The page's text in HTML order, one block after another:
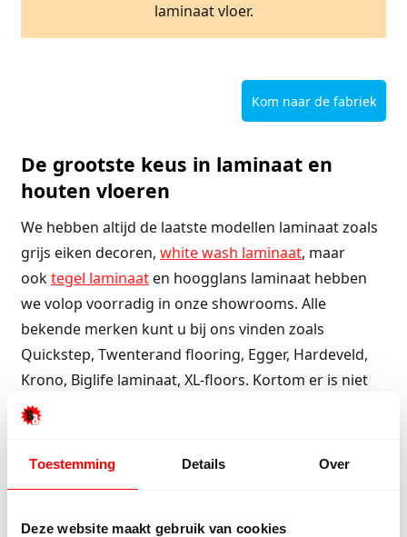
Toestemming Details Over
Deze website maakt gebruik van cookies
laminaat vloer.
Kom naar de fabriek
De grootste keus in laminaat en
houten vloeren
We hebben altijd de laatste modellen laminaat zoals
grijs eiken decoren, white wash laminaat, maar
ooktegel laminaaten hoogglans laminaat hebben
we volop voorradig in onze showrooms. Alle
bekende merken kunt u bij ons vinden zoals
Quickstep, Twenterand flooring, Egger, Hardeveld,
Krono, Biglife laminaat, XL-floors. Kortom er is niet
iets dat Beboparket uit Vriezenveen niet heeft of de
vloer bestaat gewoon niet en al helemaal niet voor
die extreem lage prijs.
Ons aanbod bekijken?
laminaat vloeren.